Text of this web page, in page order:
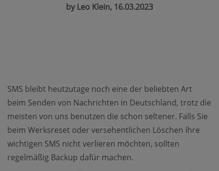
by Leo Klein, 16.03.2023
SMS bleibt heutzutage noch eine der beliebten Art
beim Senden von Nachrichten in Deutschland, trotz die
meisten von uns benutzen die schon seltener. Falls Sie
beim Werksreset oder versehentlichen Löschen Ihre
wichtigen SMS nicht verlieren möchten, sollten
regelmäßig Backup dafür machen.